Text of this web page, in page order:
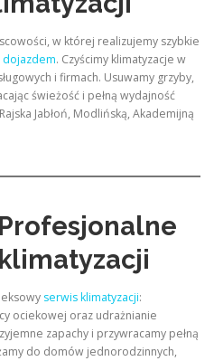
w której realizujemy szybkie
dojazdem. Czyścimy klimatyzacje w
i firmach. Usuwamy grzyby,
świeżość i pełną wydajność
Jabłoń, Modlińską, Akademijną
serwis klimatyzacji:
ociekowej oraz udrażnianie
zapachy i przywracamy pełną
do domów jednorodzinnych,